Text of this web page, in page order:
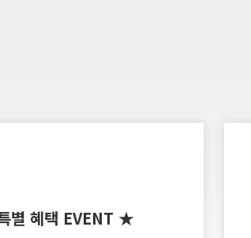
별 혜택 EVENT ★